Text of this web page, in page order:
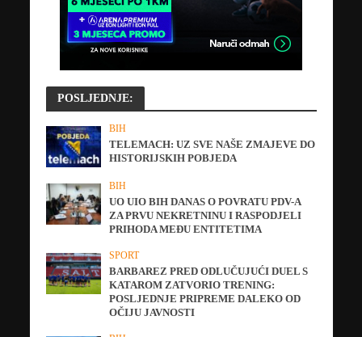
POSLJEDNJE:
BIH
TELEMACH: UZ SVE NAŠE ZMAJEVE DO
HISTORIJSKIH POBJEDA
BIH
UO UIO BIH DANAS O POVRATU PDV-A
ZA PRVU NEKRETNINU I RASPODJELI
PRIHODA MEĐU ENTITETIMA
SPORT
BARBAREZ PRED ODLUČUJUĆI DUEL S
KATAROM ZATVORIO TRENING:
POSLJEDNJE PRIPREME DALEKO OD
OČIJU JAVNOSTI